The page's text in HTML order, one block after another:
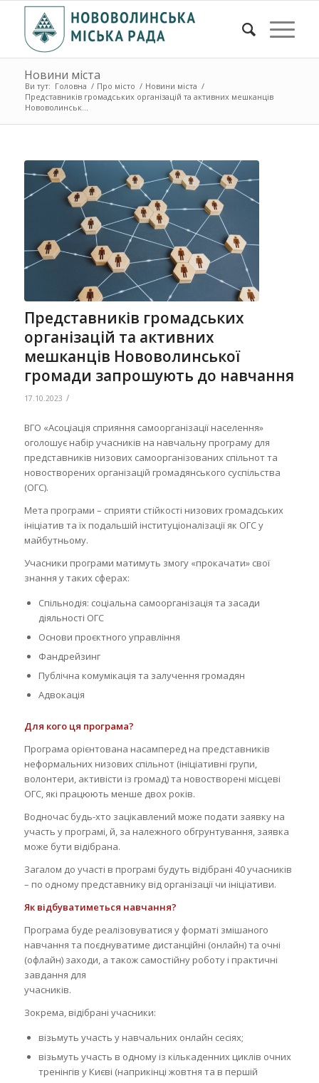
Новини міста
Ви тут: Головна / Про місто / Новини міста /
Представників громадських організацій та активних мешканців
Нововолинськ...
Представників громадських
організацій та активних
мешканців Нововолинської
громади запрошують до навчання
17.10.2023 /
ВГО «Асоціація сприяння самоорганізації населення»
оголошує набір учасників на навчальну програму для
представників низових самоорганізованих спільнот та
новостворених організацій громадянського суспільства
(ОГС).
Мета програми – сприяти стійкості низових громадських
ініціатив та їх подальшій інституціоналізації як ОГС у
майбутньому.
Учасники програми матимуть змогу «прокачати» свої
знання у таких сферах:
Спільнодія: соціальна самоорганізація та засади
діяльності ОГС
Основи проєктного управління
Фандрейзинг
Публічна комумікація та залучення громадян
Адвокація
Для кого ця програма?
Програма орієнтована насамперед на представників
неформальних низових спільнот (ініціативні групи,
волонтери, активісти із громад) та новостворені місцеві
ОГС, які працюють менше двох років.
Водночас будь-хто зацікавлений може подати заявку на
участь у програмі, й, за належного обгрунтування, заявка
може бути відібрана.
Загалом до участі в програмі будуть відібрані 40 учасників
– по одному представнику від організації чи ініціативи.
Як відбуватиметься навчання?
Програма буде реалізовуватися у форматі змішаного
навчання та поєднуватиме дистанційні (онлайн) та очні
(офлайн) заходи, а також самостійну роботу і практичні
завдання для
учасників.
Зокрема, відібрані учасники:
візьмуть участь у навчальних онлайн сесіях;
візьмуть участь в одному із кількаденних циклів очних
тренінгів у Києві (наприкінці жовтня та в першій